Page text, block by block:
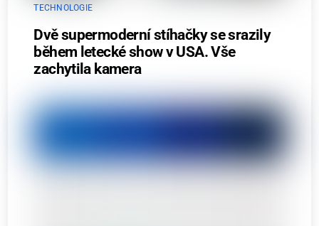
TECHNOLOGIE
Dvě supermoderní stíhačky se srazily
během letecké show v USA. Vše
zachytila kamera